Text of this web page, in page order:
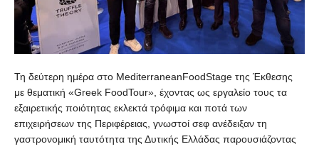
Τη δεύτερη ημέρα στο MediterraneanFoodStage της Έκθεσης
με θεματική «Greek FoodTour», έχοντας ως εργαλείο τους τα
εξαιρετικής ποιότητας εκλεκτά τρόφιμα και ποτά των
επιχειρήσεων της Περιφέρειας, γνωστοί σεφ ανέδειξαν τη
γαστρονομική ταυτότητα της Δυτικής Ελλάδας παρουσιάζοντας